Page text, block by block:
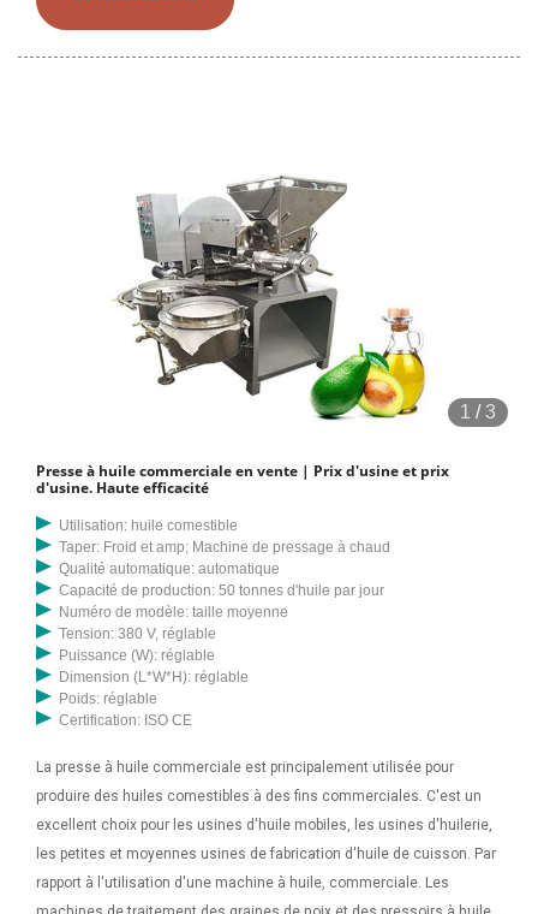
sésame 4,6 sur 5 étoiles 12 262,69 $ 262,69 $ Obtenez-le dès le jeu,
1 /3
Presse à huile commerciale en vente | Prix d'usine et prix
d'usine. Haute efficacité
Utilisation: huile comestible
Taper: Froid et amp; Machine de pressage à chaud
Qualité automatique: automatique
Capacité de production: 50 tonnes d'huile par jour
Numéro de modèle: taille moyenne
Tension: 380 V, réglable
Puissance (W): réglable
Dimension (L*W*H): réglable
Poids: réglable
Certification: ISO CE
La presse à huile commerciale est principalement utilisée pour
produire des huiles comestibles à des fins commerciales. C'est un
excellent choix pour les usines d'huile mobiles, les usines d'huilerie,
les petites et moyennes usines de fabrication d'huile de cuisson. Par
rapport à l'utilisation d'une machine à huile, commerciale. Les